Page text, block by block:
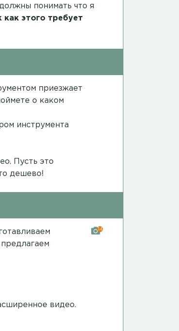
понимать что я
этого требует
приезжает
о каком
инструмента
. Пусть это
дешево!
видео.
14